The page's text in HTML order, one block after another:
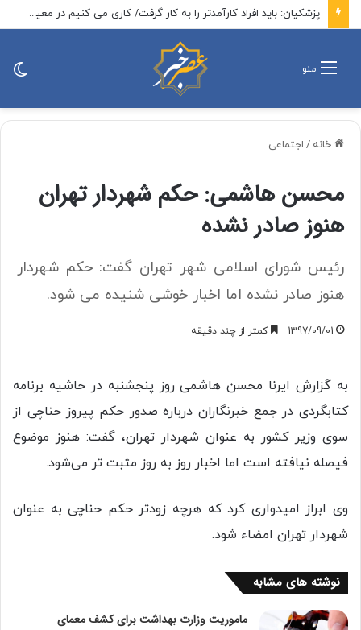
پزشکیان: باید افراد کارآمدتر را به کار گرفت/ کاری می کنیم در معیشت مردم مشکلی پیش نیاید
منو
خانه / اجتماعی
محسن هاشمی: حکم شهردار تهران
هنوز صادر نشده
رئیس شورای اسلامی شهر تهران گفت: حکم شهردار
هنوز صادر نشده اما اخبار خوشی شنیده می شود.
1397/09/01 کمتر از چند دقیقه
به گزارش ایرنا محسن هاشمی روز پنجشنبه در حاشیه برنامه
کتابگردی در جمع خبرنگاران درباره صدور حکم پیروز حناچی از
سوی وزیر کشور به عنوان شهردار تهران، گفت: هنوز موضوع
فیصله نیافته است اما اخبار روز به‌ روز مثبت ‌تر می‌شود.
وی ابراز امیدواری کرد که هرچه زودتر حکم حناچی به عنوان
شهردار تهران امضاء شود.
نوشته های مشابه
ماموریت وزارت بهداشت برای کشف معمای